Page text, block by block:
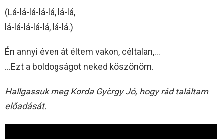
(Lá-lá-lá-lá-lá, lá-lá,
lá-lá-lá-lá-lá, lá-lá.)
Én annyi éven át éltem vakon, céltalan,…
…Ezt a boldogságot neked köszönöm.
Hallgassuk meg Korda György Jó, hogy rád találtam
előadását.